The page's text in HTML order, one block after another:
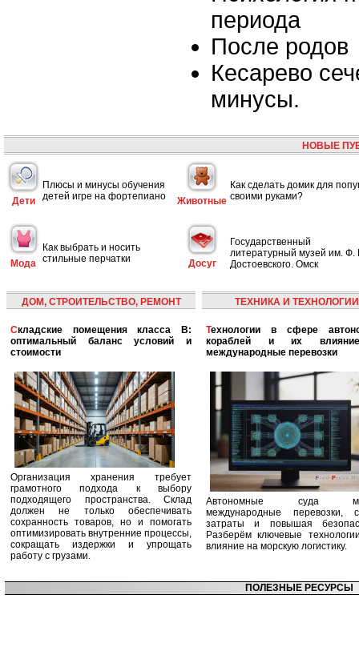
периода
После родов
Кесарево
минусы.
НОВЫЕ
Дети
Плюсы и минусы обучения
детей игре на фортепиано
Животные
Как сделать домик для
своими руками?
Мода
Как выбрать и носить
стильные перчатки
Досуг
Государственный
литературный музей им. Ф.
Достоевского. Омск
ДОМ, СТРОИТЕЛЬСТВО, РЕМОНТ
Складские помещения класса B:
оптимальный баланс условий и
стоимости
Организация хранения требует
грамотного подхода к выбору
подходящего пространства. Склад
должен не только обеспечивать
сохранность товаров, но и помогать
оптимизировать внутренние процессы,
сокращать издержки и упрощать
работу с грузами.
ТЕХНИКА И ТЕХНОЛОГИИ
Технологии в сфере автономных
кораблей и их
международные перевозки
Автономные суда
международные перевозки,
затраты и повышая
Разберём ключевые
влияние на морскую логистику.
ПОЛЕЗНЫЕ РЕСУРСЫ